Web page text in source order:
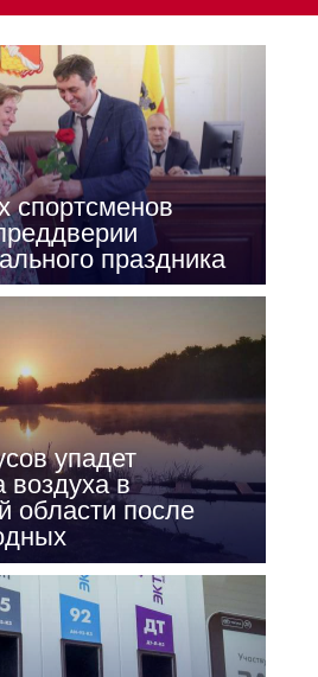
спортсменов
праздника
упадет
воздуха в
области после